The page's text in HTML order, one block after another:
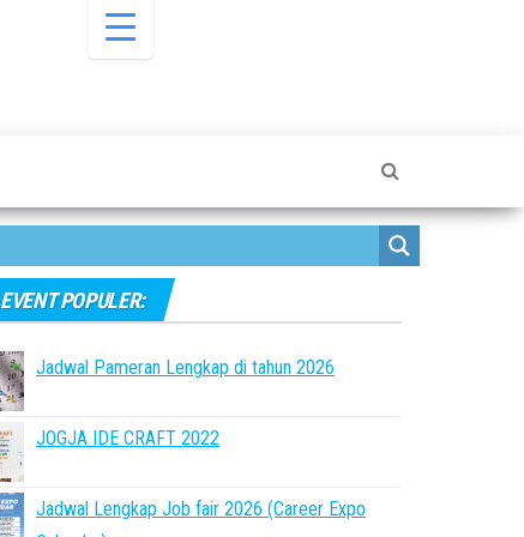
EVENT POPULER:
Jadwal Pameran Lengkap di tahun 2026
JOGJA IDE CRAFT 2022
Jadwal Lengkap Job fair 2026 (Career Expo